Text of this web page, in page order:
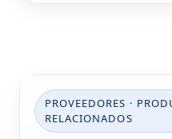
PROVEEDORES ·
RELACIONADOS